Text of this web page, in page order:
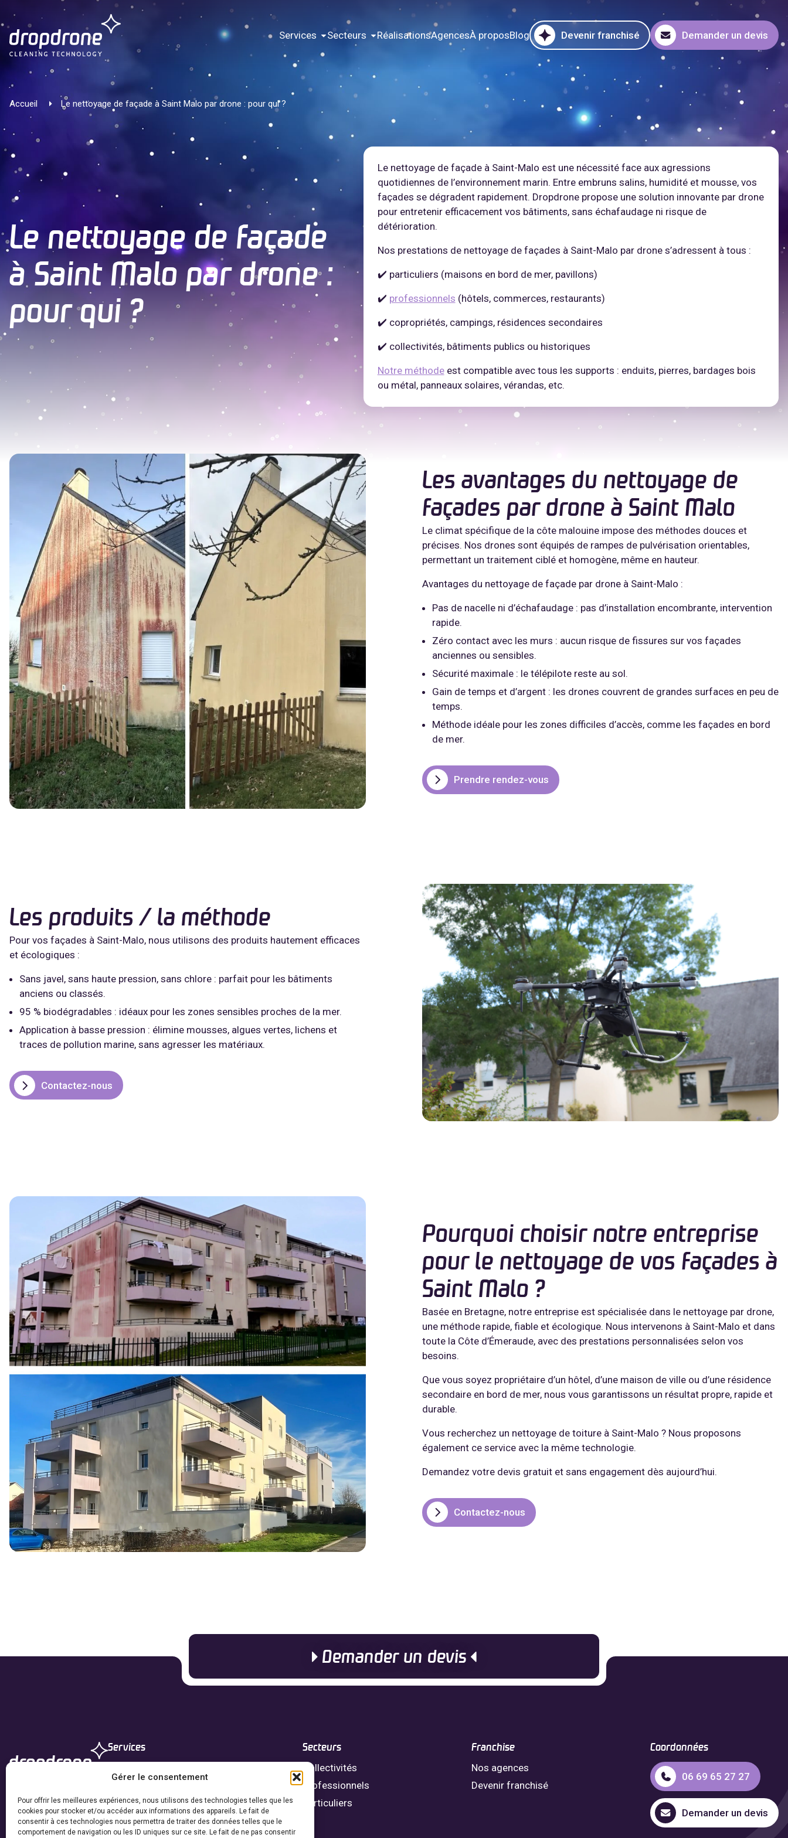
Gérer le consentement
Pour offrir les meilleures expériences, nous utilisons des technologies telles que les
cookies pour stocker et/ou accéder aux informations des appareils. Le fait de
consentir à ces technologies nous permettra de traiter des données telles que le
comportement de navigation ou les ID uniques sur ce site. Le fait de ne pas consentir
Services Secteurs RéalisationsAgencesÀ proposBlog Devenir franchisé Demander un devis
Accueil Le nettoyage de façade à Saint Malo par drone : pour qui ?
Le nettoyage de façade
à Saint Malo par drone :
pour qui ?
Le nettoyage de façade à Saint-Malo est une nécessité face aux agressions
quotidiennes de l’environnement marin. Entre embruns salins, humidité et mousse, vos
façades se dégradent rapidement. Dropdrone propose une solution innovante par drone
pour entretenir efficacement vos bâtiments, sans échafaudage ni risque de
détérioration.
Nos prestations de nettoyage de façades à Saint-Malo par drone s’adressent à tous :
✔️ particuliers (maisons en bord de mer, pavillons)
✔️ professionnels (hôtels, commerces, restaurants)
✔️ copropriétés, campings, résidences secondaires
✔️ collectivités, bâtiments publics ou historiques
Notre méthodeest compatible avec tous les supports : enduits, pierres, bardages bois
ou métal, panneaux solaires, vérandas, etc.
Les avantages du nettoyage de
façades par drone à Saint Malo
Le climat spécifique de la côte malouine impose des méthodes douces et
précises. Nos drones sont équipés de rampes de pulvérisation orientables,
permettant un traitement ciblé et homogène, même en hauteur.
Avantages du nettoyage de façade par drone à Saint-Malo :
Pas de nacelle ni d’échafaudage : pas d’installation encombrante, intervention
rapide.
Zéro contact avec les murs : aucun risque de fissures sur vos façades
anciennes ou sensibles.
Sécurité maximale : le télépilote reste au sol.
Gain de temps et d’argent : les drones couvrent de grandes surfaces en peu de
temps.
Méthode idéale pour les zones difficiles d’accès, comme les façades en bord
de mer.
Prendre rendez-vous
Les produits / la méthode
Pour vos façades à Saint-Malo, nous utilisons des produits hautement efficaces
et écologiques :
Sans javel, sans haute pression, sans chlore : parfait pour les bâtiments
anciens ou classés.
95 % biodégradables : idéaux pour les zones sensibles proches de la mer.
Application à basse pression : élimine mousses, algues vertes, lichens et
traces de pollution marine, sans agresser les matériaux.
Contactez-nous
Pourquoi choisir notre entreprise
pour le nettoyage de vos façades à
Saint Malo ?
Basée en Bretagne, notre entreprise est spécialisée dans le nettoyage par drone,
une méthode rapide, fiable et écologique. Nous intervenons à Saint-Malo et dans
toute la Côte d’Émeraude, avec des prestations personnalisées selon vos
besoins.
Que vous soyez propriétaire d’un hôtel, d’une maison de ville ou d’une résidence
secondaire en bord de mer, nous vous garantissons un résultat propre, rapide et
durable.
Vous recherchez un nettoyage de toiture à Saint-Malo ? Nous proposons
également ce service avec la même technologie.
Demandez votre devis gratuit et sans engagement dès aujourd’hui.
Contactez-nous
Demander un devis
Services
Autres prestations
Secteurs
Collectivités
Professionnels
Particuliers
Franchise
Nos agences
Devenir franchisé
Coordonnées
06 69 65 27 27
Demander un devis